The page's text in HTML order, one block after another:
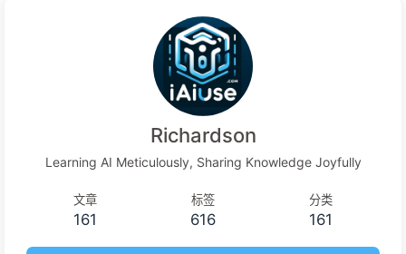
Richardson
Learning AI Meticulously, Sharing Knowledge Joyfully
文章
161
标签
616
分类
161